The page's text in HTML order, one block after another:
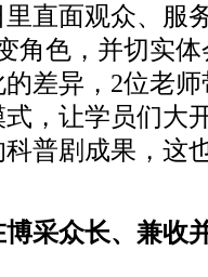
直面观众、服
角色，并切实
差异，2位老
，让学员们大
普剧成果，这
采众长、兼收